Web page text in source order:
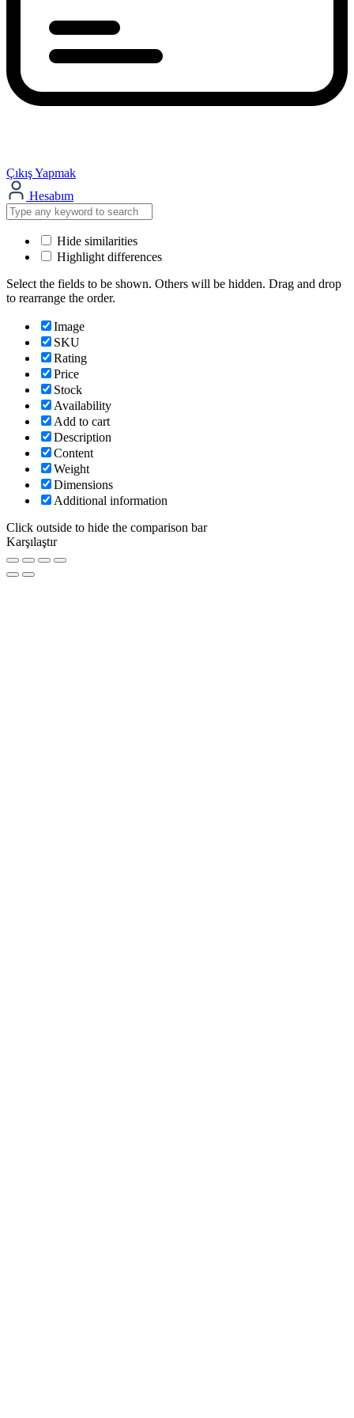
Çıkış Yapmak
Hesabım
Hide similarities
Highlight differences
Select the fields to be shown. Others will be hidden. Drag and drop
to rearrange the order.
Image
SKU
Rating
Price
Stock
Availability
Add to cart
Description
Content
Weight
Dimensions
Additional information
Click outside to hide the comparison bar
Karşılaştır